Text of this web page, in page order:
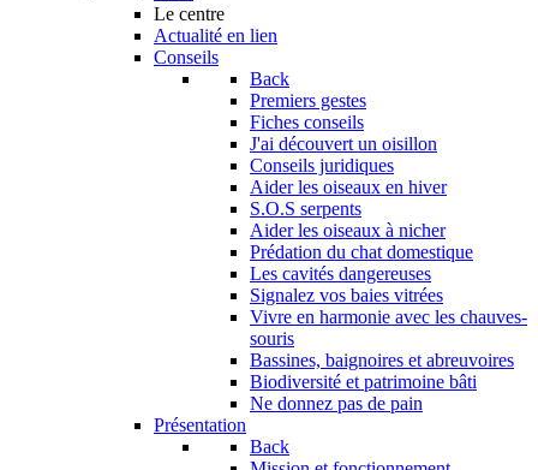
Le centre
Actualité en lien
Conseils
Back
Premiers gestes
Fiches conseils
J'ai découvert un oisillon
Conseils juridiques
Aider les oiseaux en hiver
S.O.S serpents
Aider les oiseaux à nicher
Prédation du chat domestique
Les cavités dangereuses
Signalez vos baies vitrées
Vivre en harmonie avec les chauves-
souris
Bassines, baignoires et abreuvoires
Biodiversité et patrimoine bâti
Ne donnez pas de pain
Présentation
Back